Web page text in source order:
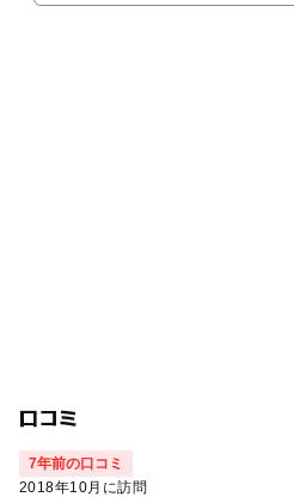
口コミ
7年前の口コミ
2018年10月に訪問